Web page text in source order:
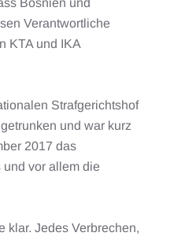
Bosnien und
Verantwortliche
KTA und IKA
Strafgerichtshof
und war kurz
2017 das
vor allem die
klar. Jedes Verbrechen,